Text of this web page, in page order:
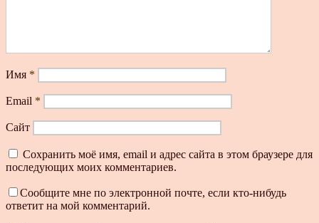
Имя *
Email *
Сайт
Сохранить моё имя, email и адрес сайта в этом браузере для
последующих моих комментариев.
Сообщите мне по электронной почте, если кто-нибудь
ответит на мой комментарий.